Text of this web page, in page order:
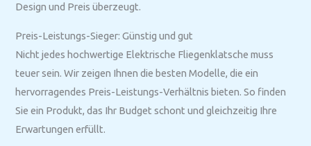
Design und Preis überzeugt.
Preis-Leistungs-Sieger: Günstig und gut
Nicht jedes hochwertige Elektrische Fliegenklatsche muss
teuer sein. Wir zeigen Ihnen die besten Modelle, die ein
hervorragendes Preis-Leistungs-Verhältnis bieten. So finden
Sie ein Produkt, das Ihr Budget schont und gleichzeitig Ihre
Erwartungen erfüllt.